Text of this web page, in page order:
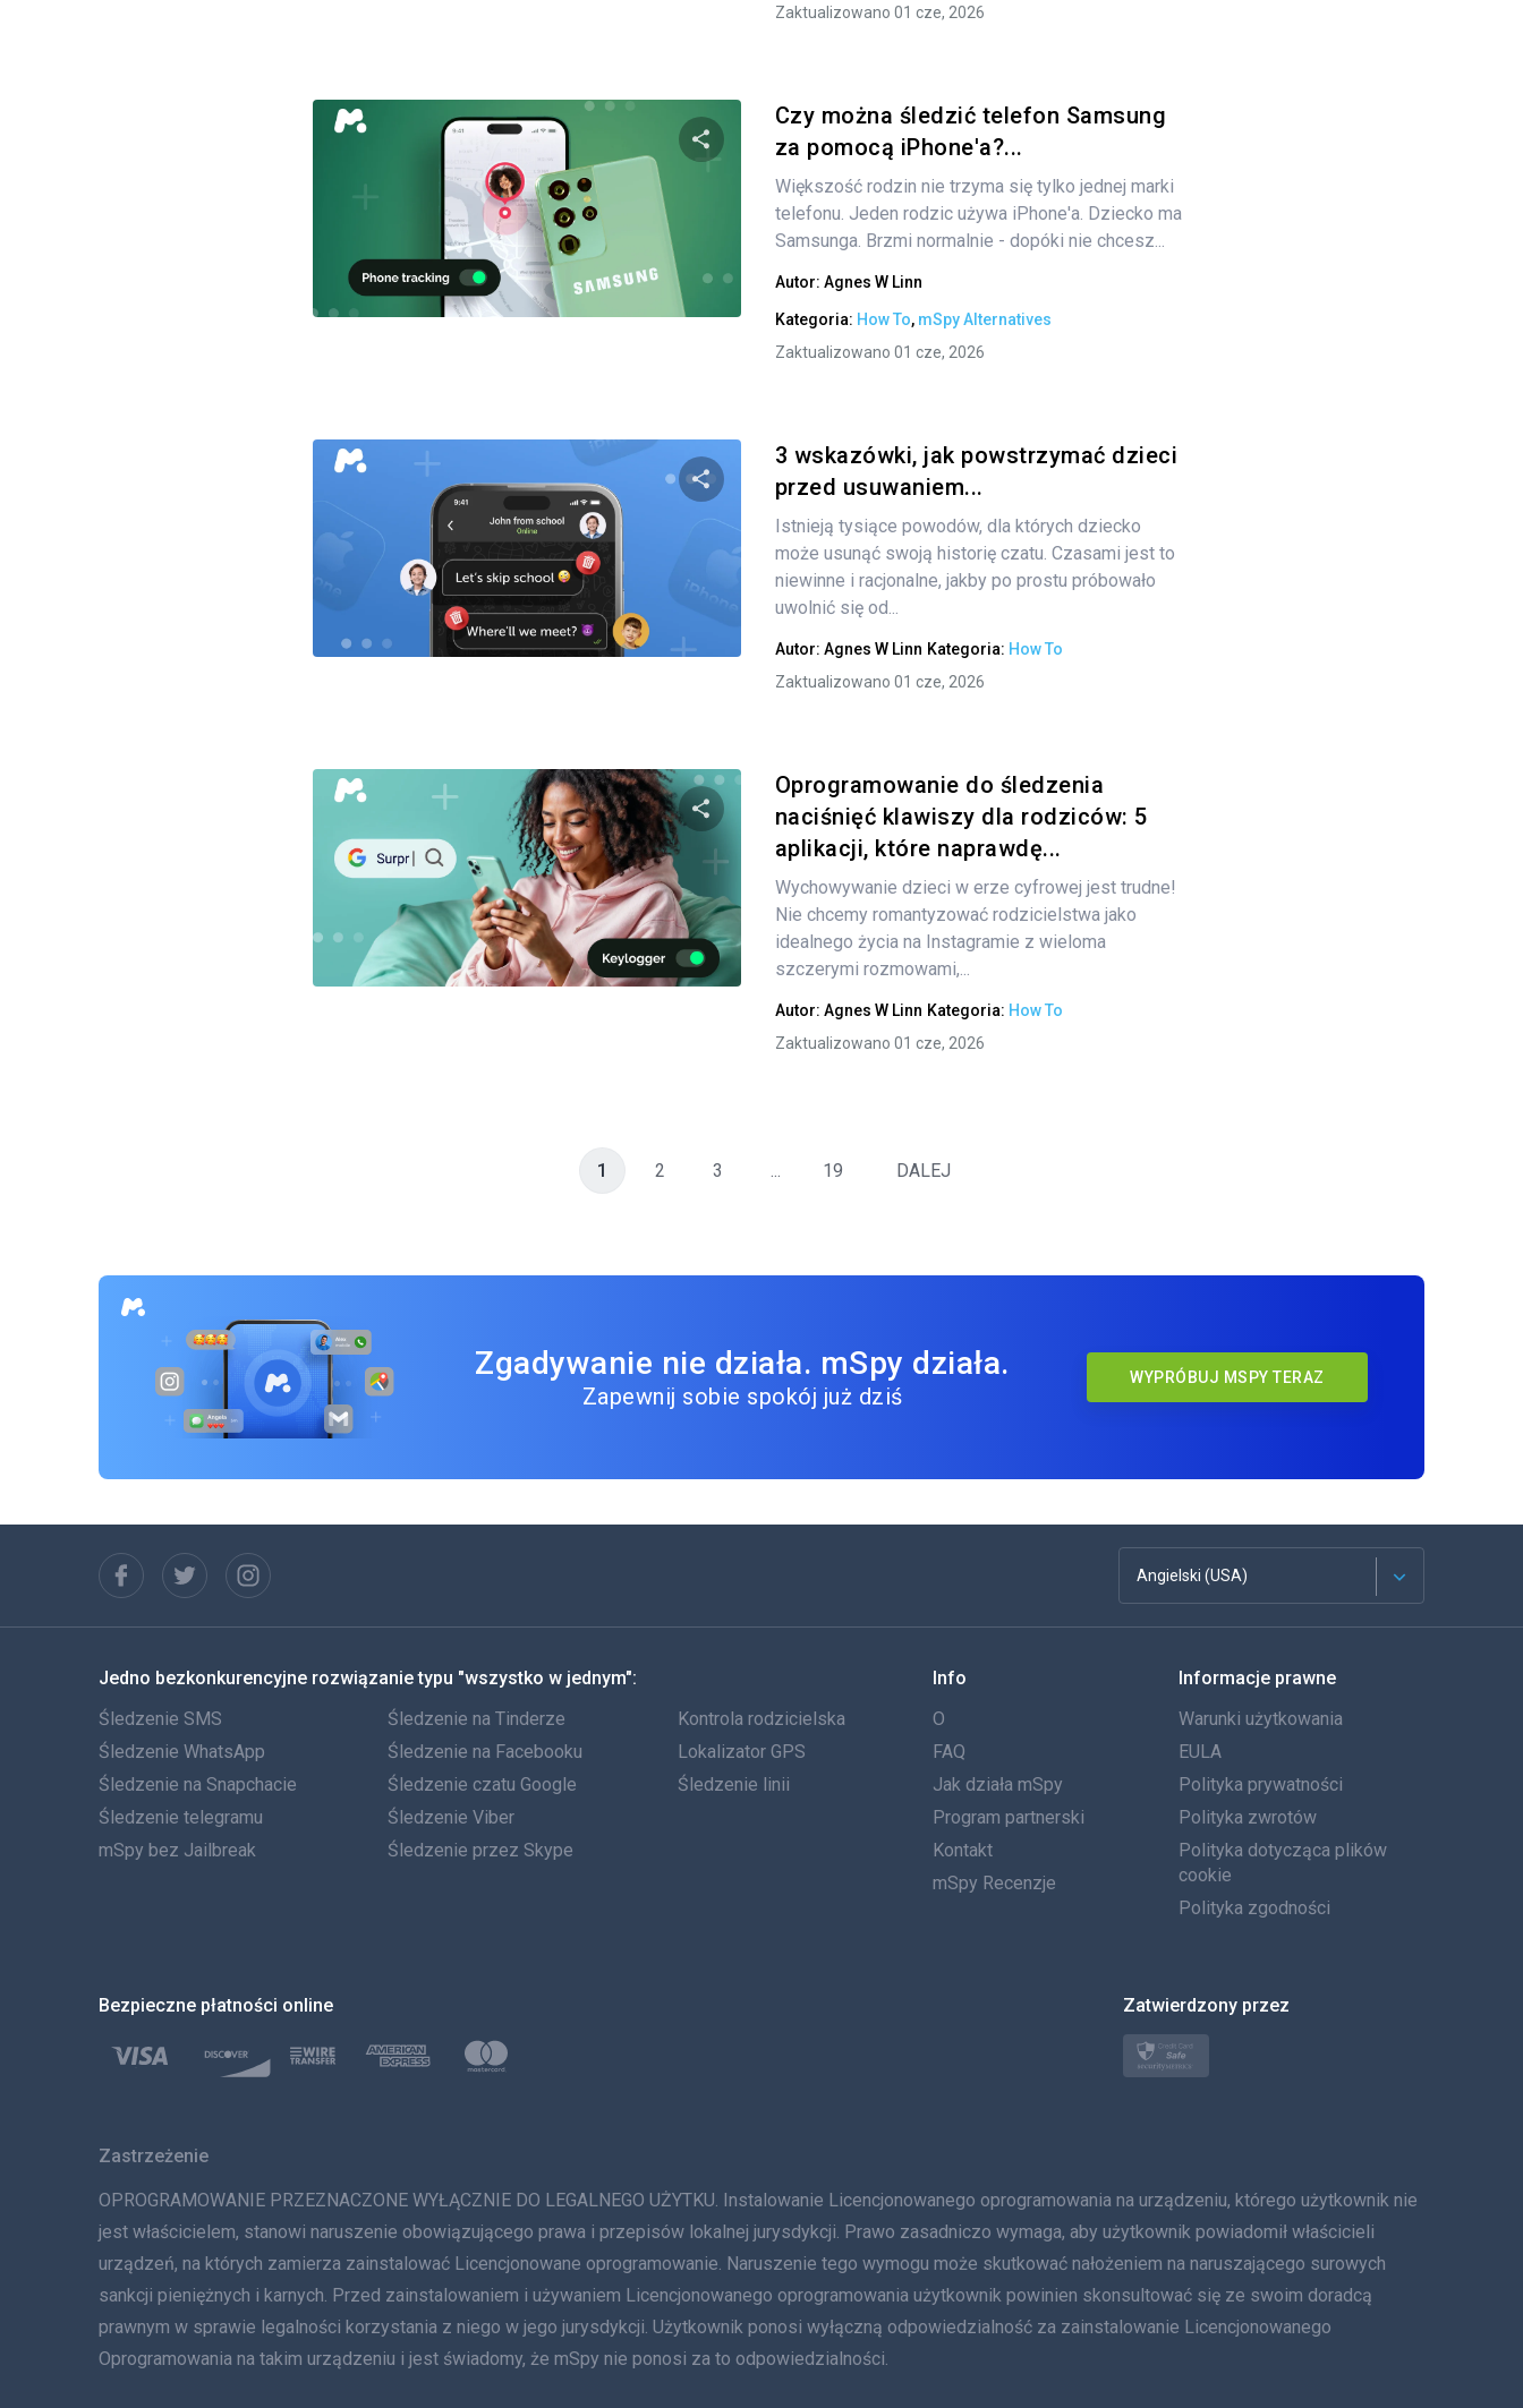
Zaktualizowano 01 cze, 2026
Udostępnij
Facebook Kopiuj link
Czy można śledzić telefon Samsung
za pomocą iPhone'a?...
Większość rodzin nie trzyma się tylko jednej marki
telefonu. Jeden rodzic używa iPhone'a. Dziecko ma
Samsunga. Brzmi normalnie - dopóki nie chcesz...
Autor: Agnes W Linn
Kategoria: How To, mSpy Alternatives
Zaktualizowano 01 cze, 2026
Udostępnij
3 wskazówki, jak powstrzymać dzieci
przed usuwaniem...
Istnieją tysiące powodów, dla których dziecko
może usunąć swoją historię czatu. Czasami jest to
niewinne i racjonalne, jakby po prostu próbowało
uwolnić się od...
Autor: Agnes W Linn Kategoria: How To
Zaktualizowano 01 cze, 2026
Udostępnij
Twitter
Oprogramowanie do śledzenia
naciśnięć klawiszy dla rodziców: 5
aplikacji, które naprawdę...
Wychowywanie dzieci w erze cyfrowej jest trudne!
Nie chcemy romantyzować rodzicielstwa jako
idealnego życia na Instagramie z wieloma
szczerymi rozmowami,...
Autor: Agnes W Linn Kategoria: How To
Zaktualizowano 01 cze, 2026
1 2 3 ... 19 DALEJ
Zgadywanie nie działa. mSpy działa.
Zapewnij sobie spokój już dziś
WYPRÓBUJ MSPY TERAZ
Angielski (USA)
Francuski
Español
Português
Włoski
العربية
Türkçe
Polski
Svenska
简体中文
Jedno bezkonkurencyjne rozwiązanie typu "wszystko w jednym":
Śledzenie SMS
Śledzenie WhatsApp
Śledzenie na Snapchacie
Śledzenie telegramu
mSpy bez Jailbreak
Śledzenie na Tinderze
Śledzenie na Facebooku
Śledzenie czatu Google
Śledzenie Viber
Śledzenie przez Skype
Kontrola rodzicielska
Lokalizator GPS
Śledzenie linii
Info
O
FAQ
Jak działa mSpy
Program partnerski
Kontakt
mSpy Recenzje
Informacje prawne
Warunki użytkowania
EULA
Polityka prywatności
Polityka zwrotów
Polityka dotycząca plików
cookie
Polityka zgodności
Bezpieczne płatności online Zatwierdzony przez
Zastrzeżenie
OPROGRAMOWANIE PRZEZNACZONE WYŁĄCZNIE DO LEGALNEGO UŻYTKU. Instalowanie Licencjonowanego oprogramowania na urządzeniu, którego użytkownik nie
jest właścicielem, stanowi naruszenie obowiązującego prawa i przepisów lokalnej jurysdykcji. Prawo zasadniczo wymaga, aby użytkownik powiadomił właścicieli
urządzeń, na których zamierza zainstalować Licencjonowane oprogramowanie. Naruszenie tego wymogu może skutkować nałożeniem na naruszającego surowych
sankcji pieniężnych i karnych. Przed zainstalowaniem i używaniem Licencjonowanego oprogramowania użytkownik powinien skonsultować się ze swoim doradcą
prawnym w sprawie legalności korzystania z niego w jego jurysdykcji. Użytkownik ponosi wyłączną odpowiedzialność za zainstalowanie Licencjonowanego
Oprogramowania na takim urządzeniu i jest świadomy, że mSpy nie ponosi za to odpowiedzialności.